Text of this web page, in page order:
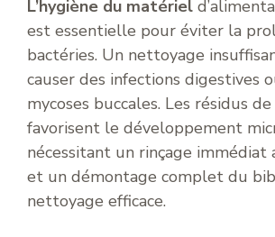
L’hygiène du matériel
est essentielle pour éviter la
bactéries. Un nettoyage
causer des infections digestives
mycoses buccales. Les résidus
favorisent le développement
nécessitant un rinçage immédiat
et un démontage complet du
nettoyage efficace.